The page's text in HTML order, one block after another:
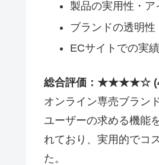
製品の実用性・
ブランドの透明
ECサイトでの
総合評価：★★★★☆
オンライン専売ブラン
ユーザーの求める機能
れており、実用的でコ
た。